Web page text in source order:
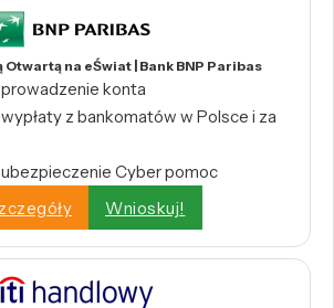
Otwartą na eŚwiat | Bank BNP Paribas
konta
z bankomatów w Polsce i za
Cyber pomoc
Wnioskuj!